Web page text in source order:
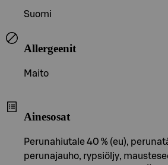
Suomi
Allergeenit
Maito
Ainesosat
Perunahiutale 40 % (eu),
perunajauho, rypsiöljy,